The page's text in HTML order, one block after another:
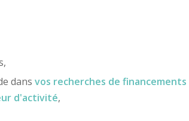
dans vos recherches de financements
d'activité,